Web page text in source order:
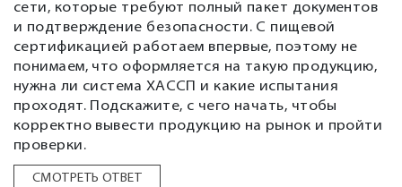
сети, которые требуют полный пакет документов
и подтверждение безопасности. С пищевой
сертификацией работаем впервые, поэтому не
понимаем, что оформляется на такую продукцию,
нужна ли система ХАССП и какие испытания
проходят. Подскажите, с чего начать, чтобы
корректно вывести продукцию на рынок и пройти
проверки.
СМОТРЕТЬ ОТВЕТ